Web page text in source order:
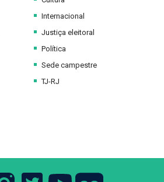
Internacional
Justiça eleitoral
Política
Sede campestre
TJ-RJ